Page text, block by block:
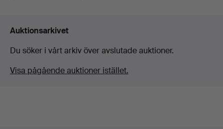
Auktionsarkivet
Du söker i vårt arkiv över avslutade auktioner.
Visa pågående auktioner istället.